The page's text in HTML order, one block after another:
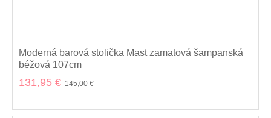
Moderná barová stolička Mast zamatová šampanská
béžová 107cm
131,95 € 145,00 €